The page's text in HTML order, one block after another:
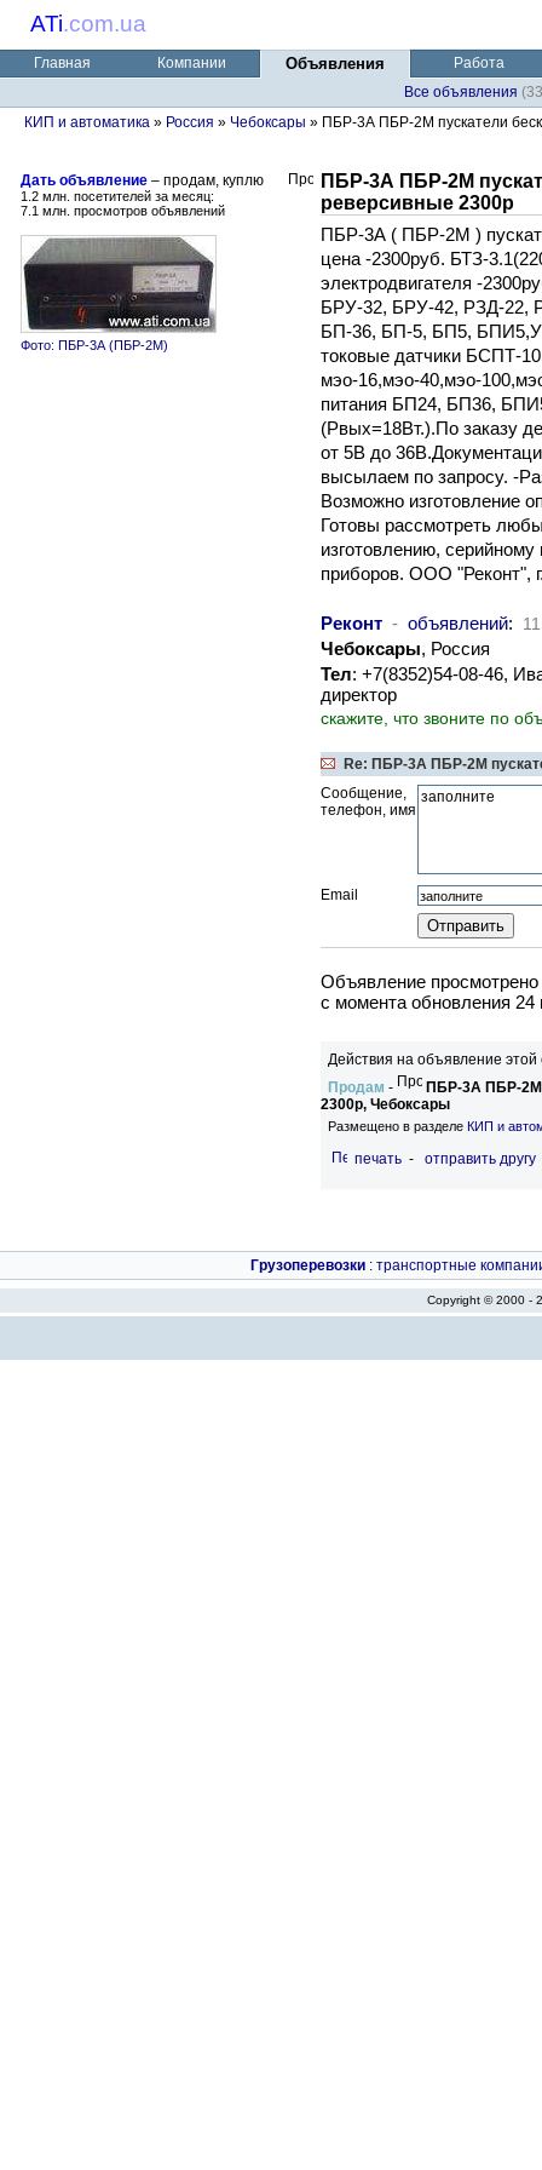
ATi.com.ua
Главная Компании Объявления
Работа
Все объявления
КИП и автоматика » Россия » Чебоксары » ПБР-3А ПБР-2М пускатели
Дать объявление – продам, куплю
1.2 млн. посетителей за месяц:
7.1 млн. просмотров объявлений
Фото: ПБР-3А (ПБР-2М)
ПБР-3А ПБР-2М
реверсивные 2300р
ПБР-3А ( ПБР-2М )
цена -2300руб. БТЗ-
электродвигателя -
БРУ-32, БРУ-42, РЗД-22,
БП-36, БП-5, БП5,
токовые датчики БСПТ-
мэо-16,мэо-40,мэо-
питания БП24, БП36,
(Рвых=18Вт.).По заказу
от 5В до
высылаем по запросу. -
Возможно изготовление
Готовы рассмотреть
изготовлению,
приборов. ООО "Реконт",
Реконт - объявлений: 11
Чебоксары, Россия
Тел: +7(8352)54-08-46,
директор
скажите, что звоните по
Re: ПБР-3А ПБР-2М
Сообщение,
телефон, имя
Email
Объявление просмотрено
c момента обновления
Действия на объявление
Продам -
ПБР-3А ПБР-2М
2300р, Чебоксары
Размещено в разделе КИП и
печать - отправить другу
Грузоперевозки : транспортные
Copyright © 2000 -